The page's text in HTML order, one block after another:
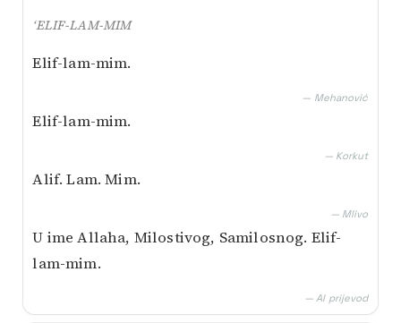
‘ELIF-LAM-MIM
Elif-lam-mim.
— Mehanović
Elif-lam-mim.
— Korkut
Alif. Lam. Mim.
— Mlivo
U ime Allaha, Milostivog, Samilosnog. Elif-
lam-mim.
— AI prijevod